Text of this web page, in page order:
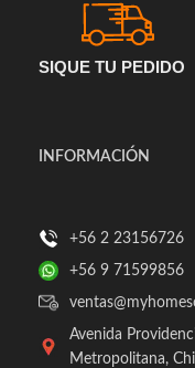
SIQUE TU PEDIDO
INFORMACIÓN
+56 2 23156726
+56 9 71599856
Avenida
Metropolitana,